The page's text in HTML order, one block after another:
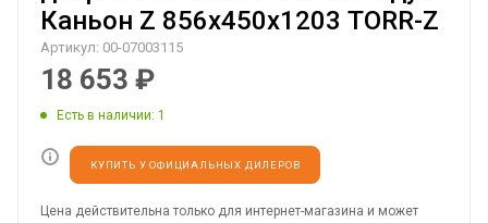
Каньон Z 856х450х1203 TORR-Z
Артикул: 00-07003115
18 653 ₽
Есть в наличии: 1
КУПИТЬ У ОФИЦИАЛЬНЫХ ДИЛЕРОВ
Цена действительна только для интернет-магазина и может